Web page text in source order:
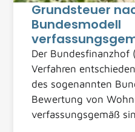
Grundsteuer
Bundesmodell
Der Bundesfinanzhof
Verfahren
des sogenannten
Bewertung von
verfassungsgemäß